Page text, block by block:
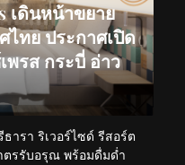
เดินหน้าขยาย
ทย ประกาศเปิด
พรส กระบี่ อ่าว
ารา ริเวอร์ไซด์ รีสอร์ต
ตรรับอรุณ พร้อมดื่มด่ำ